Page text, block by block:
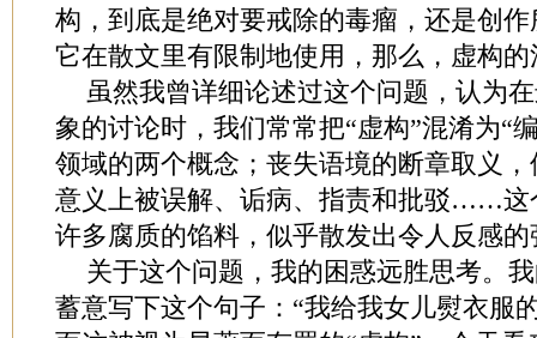
构，到底是绝对要戒除的毒瘤，还是创
它在散文里有限制地使用，那么，虚构
虽然我曾详细论述过这个问题，认为
象的讨论时，我们常常把“虚构”混淆为“
领域的两个概念；丧失语境的断章取义
意义上被误解、诟病、指责和批驳……这
许多腐质的馅料，似乎散发出令人反感
关于这个问题，我的困惑远胜思考。
蓄意写下这个句子：“我给我女儿熨衣服